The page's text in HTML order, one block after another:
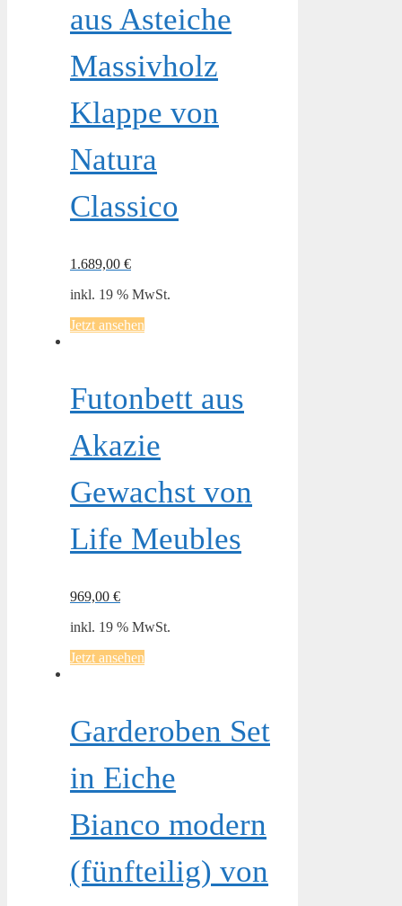
aus Asteiche
Massivholz
Klappe von
Natura
Classico
1.689,00 €
inkl. 19 % MwSt.
Jetzt ansehen
Futonbett aus
Akazie
Gewachst von
Life Meubles
969,00 €
inkl. 19 % MwSt.
Jetzt ansehen
Garderoben Set
in Eiche
Bianco modern
(fünfteilig) von